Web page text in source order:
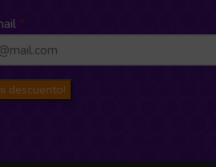
descuento!